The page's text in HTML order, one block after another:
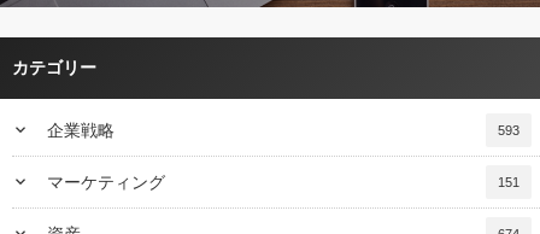
カテゴリー
keyboard_arrow_down 企業戦略 593
keyboard_arrow_down マーケティング 151